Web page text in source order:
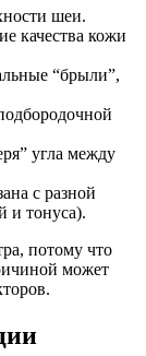
шеи.
качества кожи
“брыли”,
угла между
с разной
и тонуса).
потому что
может